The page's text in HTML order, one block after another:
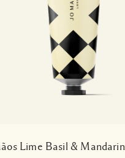
Lime Basil & Mandarin